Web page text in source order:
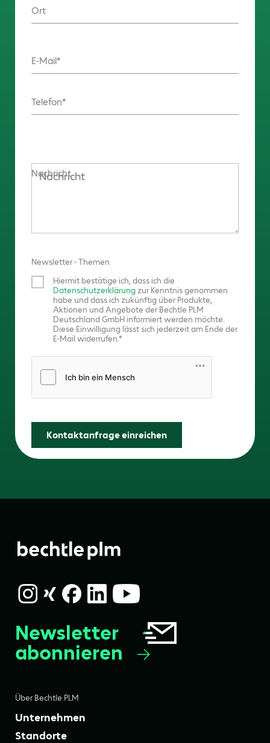
Ort
E-Mail
Telefon
Nachricht
Newsletter - Themen
Hiermit bestätige ich, dass ich die
Datenschutzerklärungzur Kenntnis genommen
habe und dass ich zukünftig über Produkte,
Aktionen und Angebote der Bechtle PLM
Deutschland GmbH informiert werden möchte.
Diese Einwilligung lässt sich jederzeit am Ende der
E-Mail widerrufen.
Kontaktanfrage einreichen
Über Bechtle PLM
Unternehmen
Standorte
Newsletter
abonnieren